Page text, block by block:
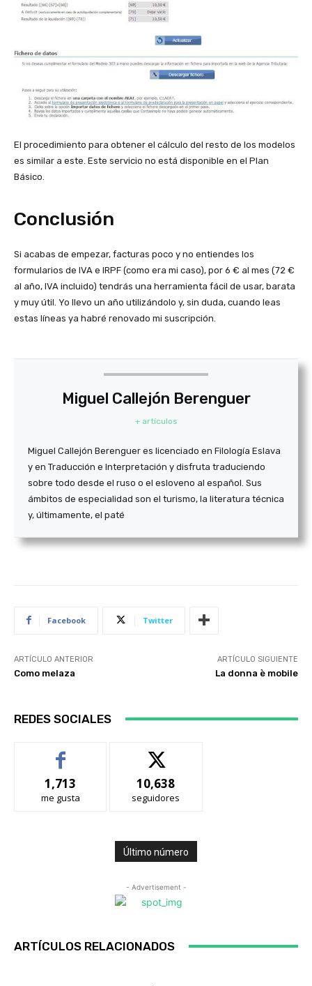
El procedimiento para obtener el cálculo del resto de los modelos
es similar a este. Este servicio no está disponible en el Plan
Básico.
Conclusión
Si acabas de empezar, facturas poco y no entiendes los
formularios de IVA e IRPF (como era mi caso), por 6 € al mes (72 €
al año, IVA incluido) tendrás una herramienta fácil de usar, barata
y muy útil. Yo llevo un año utilizándolo y, sin duda, cuando leas
estas líneas ya habré renovado mi suscripción.
Miguel Callejón Berenguer
+ artículos
Miguel Callejón Berenguer es licenciado en Filo­logía Eslava
y en Traduc­ción e Inter­pretación y disfruta tradu­ciendo
sobre todo desde el ruso o el esloveno al español. Sus
ámbitos de espe­cia­lidad son el turismo, la lite­ra­tura técnica
y, última­mente, el paté
Facebook Twitter
ARTÍCULO ANTERIOR
Como melaza
ARTÍCULO SIGUIENTE
La donna è mobile
REDES SOCIALES
1,713
me gusta
10,638
seguidores
Último número
- Advertisement -
ARTÍCULOS RELACIONADOS